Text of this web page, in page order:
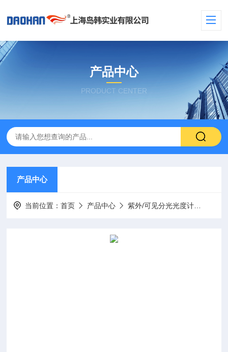
产品中心
PRODUCT CENTER
产品中心
当前位置：首页 产品中心 紫外/可见分光光度计